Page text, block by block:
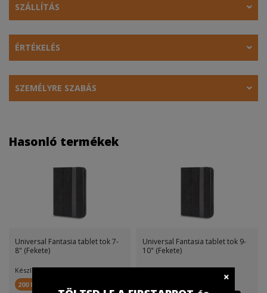
SZÁLLÍTÁS
ÉRTÉKELÉS
SZEMÉLYRE SZABÁS
Hasonló termékek
Universal Fantasia tablet tok 7-
8" (Fekete)
Készletinfó:
200 FirstPont
Universal Fantasia tablet tok 9-
10" (Fekete)
Készletinfó: